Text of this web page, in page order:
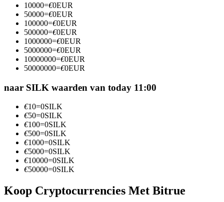
Word een Copy Trader
Big data-analyse inclusief handelsinformatie, enz.
10000=€0EUR
50000=€0EUR
100000=€0EUR
500000=€0EUR
1000000=€0EUR
5000000=€0EUR
10000000=€0EUR
50000000=€0EUR
naar SILK waarden van today 11:00
€10=0SILK
€50=0SILK
€100=0SILK
€500=0SILK
€1000=0SILK
€5000=0SILK
€10000=0SILK
€50000=0SILK
Koop Cryptocurrencies Met Bitrue